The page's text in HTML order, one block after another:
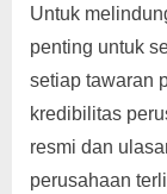
Untuk
penting untuk
setiap tawaran
kredibilitas
resmi dan
perusahaan